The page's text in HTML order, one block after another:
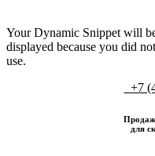
Your Dynamic Snippet will
displayed because you did
use.
+7
для